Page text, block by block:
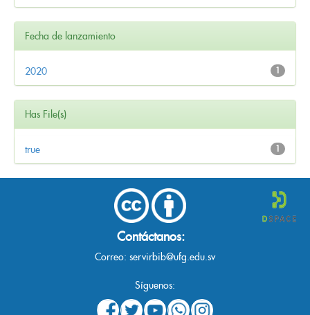
Fecha de lanzamiento
1
2020
Has File(s)
1
true
Contáctanos:
Correo: servirbib@ufg.edu.sv
Síguenos: